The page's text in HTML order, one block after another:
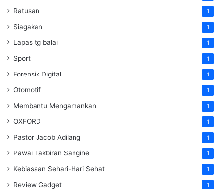
Ratusan 1
Siagakan 1
Lapas tg balai 1
Sport 1
Forensik Digital 1
Otomotif 1
Membantu Mengamankan 1
OXFORD 1
Pastor Jacob Adilang 1
Pawai Takbiran Sangihe 1
Kebiasaan Sehari-Hari Sehat 1
Review Gadget 1